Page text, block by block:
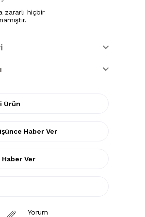
zararlı hiçbir
Ürün
Haber Ver
Ver
Yorum